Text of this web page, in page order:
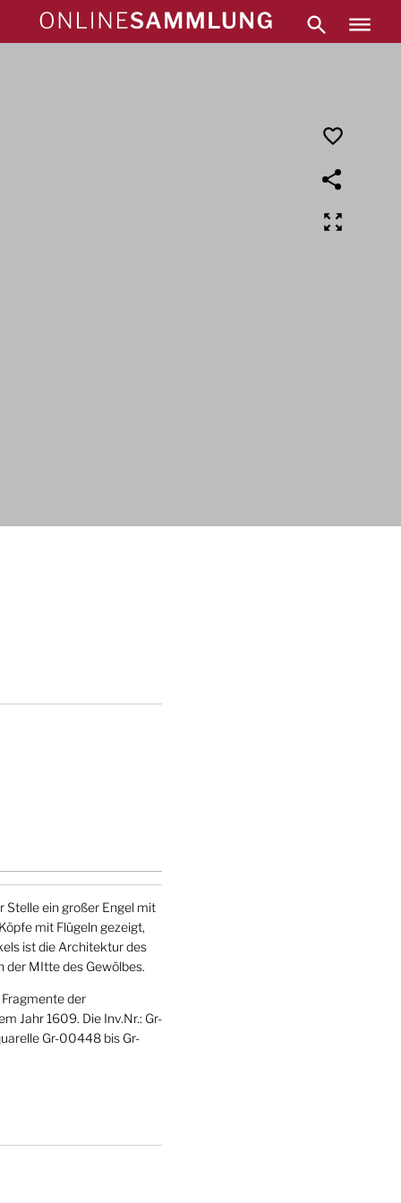
Stelle ein großer Engel mit
mit Flügeln gezeigt,
ist die Architektur des
der MItte des Gewölbes.
der
Jahr 1609. Die Inv.Nr.: Gr-
Gr-00448 bis Gr-